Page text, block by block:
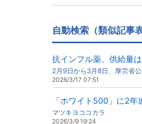
自動検索（類似記事表
抗インフル薬、供給量
2月9日から3月8日、厚労省
2026/3/17 07:51
「ホワイト500」に2年
マツキヨココカラ
2026/3/9 19:24